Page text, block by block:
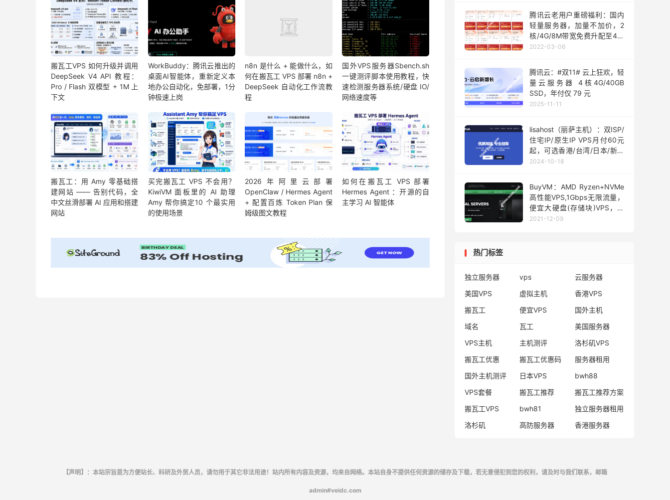
搬瓦工VPS 如何升级并调用
DeepSeek V4 API 教程：
Pro / Flash 双模型 + 1M 上
下文
WorkBuddy：腾讯云推出的
桌面AI智能体，重新定义本
地办公自动化，免部署，1分
钟极速上岗
n8n 是什么 + 能做什么，如
何在搬瓦工 VPS 部署 n8n +
DeepSeek 自动化工作流教
程
国外VPS服务器Sbench.sh
一键测评脚本使用教程，快
速检测服务器系统/硬盘 IO/
网络速度等
搬瓦工：用 Amy 零基础搭
建网站 —— 告别代码，全
中文丝滑部署 AI 应用和搭建
网站
买完搬瓦工 VPS 不会用？
KiwiVM 面板里的 AI 助理
Amy 帮你搞定10 个最实用
的使用场景
2026年阿里云部署
OpenClaw / Hermes Agent
+ 配置百炼 Token Plan 保
姆级图文教程
如何在搬瓦工 VPS 部署
Hermes Agent ：开源的自
主学习 AI 智能体
腾讯云老用户重磅福利：国内
轻量服务器，加量不加价，2
核/4G/8M带宽免费升配至4核
4G，
2022-03-06
腾讯云：#双11# 云上狂欢，轻
量云服务器 4核4G/40GB
SSD，年付仅 79 元
2025-11-11
lisahost（丽萨主机）：双ISP/
住宅IP/原生IP VPS月付60元
起，可选香港/台湾/日本/新加
坡/美国/英国等高速线路
2024-10-18
BuyVM：AMD Ryzen+NVMe
高性能VPS,1Gbps无限流量，
便宜大硬盘(存储块)VPS，美
国欧洲机房可选
2021-12-09
热门标签
独立服务器 vps
云服务器
美国VPS
虚拟主机
香港VPS
搬瓦工
便宜VPS
国外主机
域名
瓦工
美国服务器
VPS主机
主机测评
洛杉矶VPS
搬瓦工优惠
搬瓦工优惠码
服务器租用
国外主机测评
日本VPS
bwh88
VPS套餐
搬瓦工推荐
搬瓦工推荐方案
搬瓦工VPS
bwh81
独立服务器租用
洛杉矶
高防服务器 香港服务器
【声明】：本站宗旨是为方便站长、科研及外贸人员，请勿用于其它非法用途！站内所有内容及资源，均来自网络。本站自身不提供任何资源的储存及下载，若无意侵犯到您的权利，请及时与我们联系，邮箱
admin#veidc.com